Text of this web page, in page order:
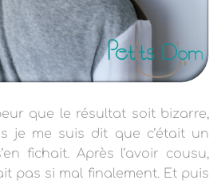
que le résultat soit bizarre,
je me suis dit que c’était un
fichait. Après l’avoir cousu,
pas si mal finalement. Et puis